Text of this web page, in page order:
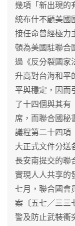
幾項「新出現的
統布什不顧美國
接任命曾經極力
頓為美國駐聯合
過《反分裂國家
升高對台海和平
平與穩定，因而
了十四個與其有
席，而聯合國秘
議程第二十四項
大正式文件分送
長安南提交的聯
實現人人共享的
七月，聯合國會
案〔五七／三三
警及防止武裝衝